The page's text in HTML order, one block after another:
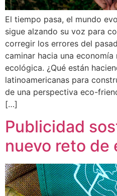
El tiempo pasa, el mundo
sigue alzando su voz para
corregir los errores del
caminar hacia una
ecológica. ¿Qué están
latinoamericanas para
de una perspectiva eco-
[…]
Publicidad
nuevo reto de